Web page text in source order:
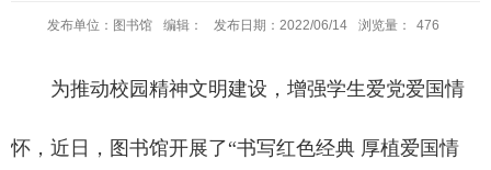
发布单位：图书馆 编辑： 发布日期：2022/06/14 浏览量： 476
为推动校园精神文明建设，增强学生爱党爱国情
怀，近日，图书馆开展了“书写红色经典 厚植爱国情